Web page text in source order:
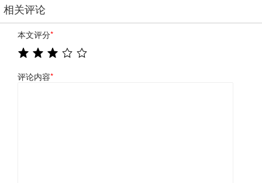
相关评论
本文评分*
评论内容*